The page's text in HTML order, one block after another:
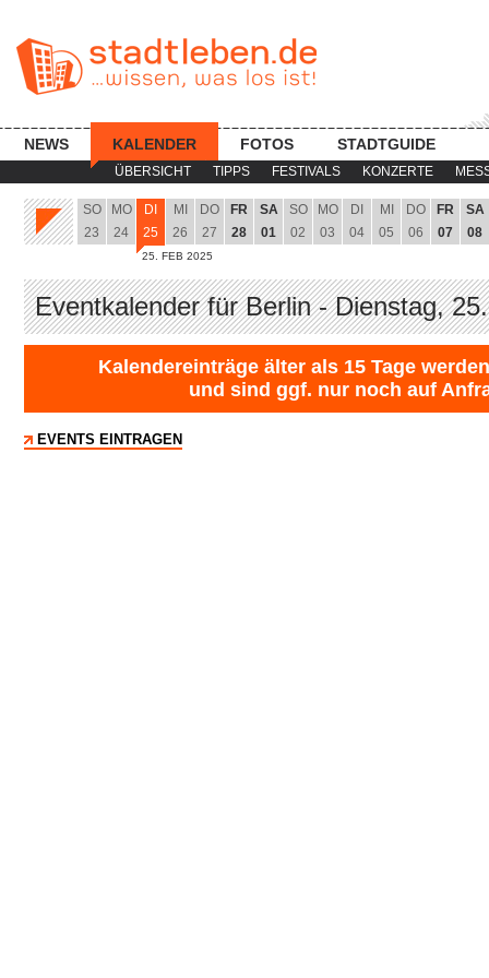
ÜBERSICHT TIPPS FESTIVALS KONZERTE
NEWS KALENDER FOTOS STADTGUIDE
SO
23
MO
24
DI
25
25. FEB 2025
MI
26
DO
27
FR
28
SA
01
SO
02
MO
03
DI
04
MI
05
DO
06
FR
07
SA
08
Eventkalender für Berlin - Dienstag,
Kalendereinträge älter als 15 Tage
und sind ggf. nur noch auf
EVENTS EINTRAGEN